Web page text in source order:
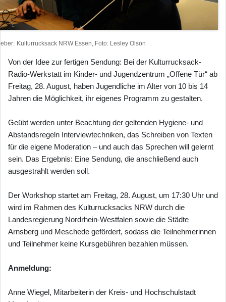
Kulturrucksack NRW Essen, Foto: Lesley Olson
Von der Idee zur fertigen Sendung: Bei der Kulturrucksack-
Radio-Werkstatt im Kinder- und Jugendzentrum „Offene Tür“ ab
Freitag, 28. August, haben Jugendliche im Alter von 10 bis 14
Jahren die Möglichkeit, ihr eigenes Programm zu gestalten.
Geübt werden unter Beachtung der geltenden Hygiene- und
Abstandsregeln Interviewtechniken, das Schreiben von Texten
für die eigene Moderation – und auch das Sprechen will gelernt
sein. Das Ergebnis: Eine Sendung, die anschließend auch
ausgestrahlt werden soll.
Der Workshop startet am Freitag, 28. August, um 17:30 Uhr und
wird im Rahmen des Kulturrucksacks NRW durch die
Landesregierung Nordrhein-Westfalen sowie die Städte
Arnsberg und Meschede gefördert, sodass die Teilnehmerinnen
und Teilnehmer keine Kursgebühren bezahlen müssen.
Anmeldung:
Anne Wiegel, Mitarbeiterin der Kreis- und Hochschulstadt